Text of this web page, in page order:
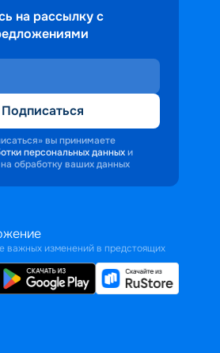
на рассылку с
Подписаться
вы принимаете
персональных данных и
обработку ваших данных
важных изменений в предстоящих